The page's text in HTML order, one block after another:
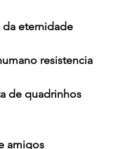
da eternidade
resistencia
de quadrinhos
amigos